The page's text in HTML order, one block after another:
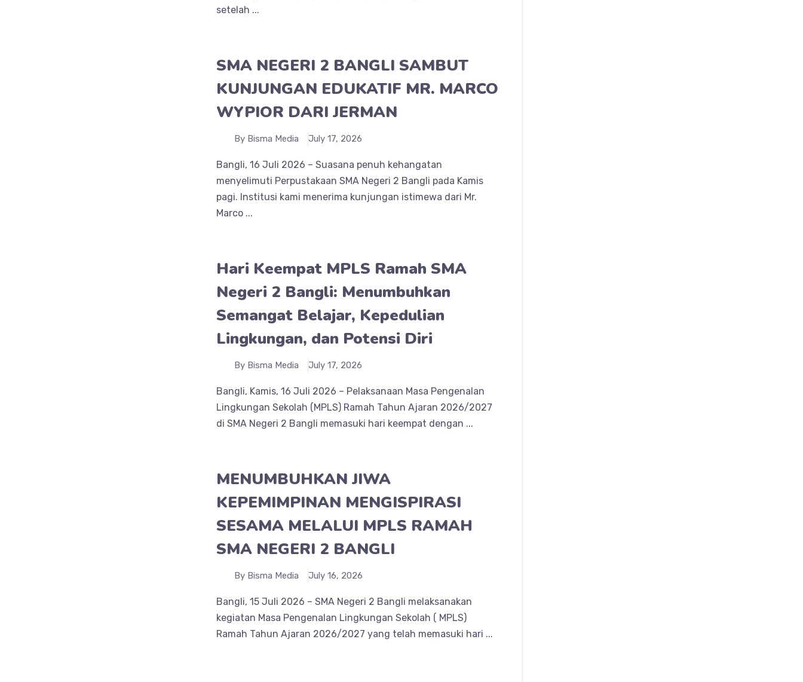
setelah ...
SMA NEGERI 2 BANGLI SAMBUT
KUNJUNGAN EDUKATIF MR. MARCO
WYPIOR DARI JERMAN
By Bisma Media July 17, 2026
Bangli, 16 Juli 2026 – Suasana penuh kehangatan
menyelimuti Perpustakaan SMA Negeri 2 Bangli pada Kamis
pagi. Institusi kami menerima kunjungan istimewa dari Mr.
Marco ...
Hari Keempat MPLS Ramah SMA
Negeri 2 Bangli: Menumbuhkan
Semangat Belajar, Kepedulian
Lingkungan, dan Potensi Diri
By Bisma Media July 17, 2026
Bangli, Kamis, 16 Juli 2026 – Pelaksanaan Masa Pengenalan
Lingkungan Sekolah (MPLS) Ramah Tahun Ajaran 2026/2027
di SMA Negeri 2 Bangli memasuki hari keempat dengan ...
MENUMBUHKAN JIWA
KEPEMIMPINAN MENGISPIRASI
SESAMA MELALUI MPLS RAMAH
SMA NEGERI 2 BANGLI
By Bisma Media July 16, 2026
Bangli, 15 Juli 2026 – SMA Negeri 2 Bangli melaksanakan
kegiatan Masa Pengenalan Lingkungan Sekolah ( MPLS)
Ramah Tahun Ajaran 2026/2027 yang telah memasuki hari ...